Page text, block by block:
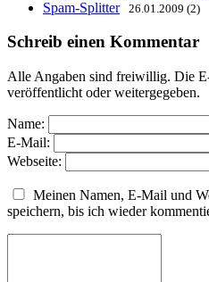
Spam-Splitter 26.01.2009 (2)
Schreib einen Kommentar
Alle Angaben sind freiwillig. Die
veröffentlicht oder weitergegeben.
Name:
E-Mail:
Webseite:
Meinen Namen, E-Mail und
speichern, bis ich wieder